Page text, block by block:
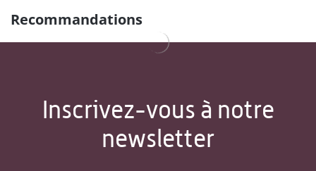
Recommandations
Inscrivez-vous à notre
newsletter